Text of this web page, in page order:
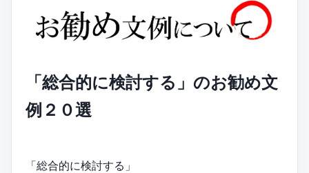
「総合的に検討する」のお勧め文
例２０選
「総合的に検討する」